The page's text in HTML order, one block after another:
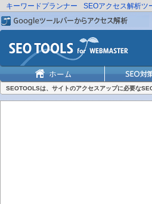
キーワードプランナー SEOアクセス解析ツ
SEOTOOLSは、サイトのアクセスアップに必要な